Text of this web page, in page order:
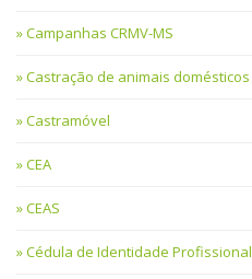
Campanhas CRMV-MS
Castração de animais domésticos
Castramóvel
CEA
CEAS
Cédula de Identidade Profissional